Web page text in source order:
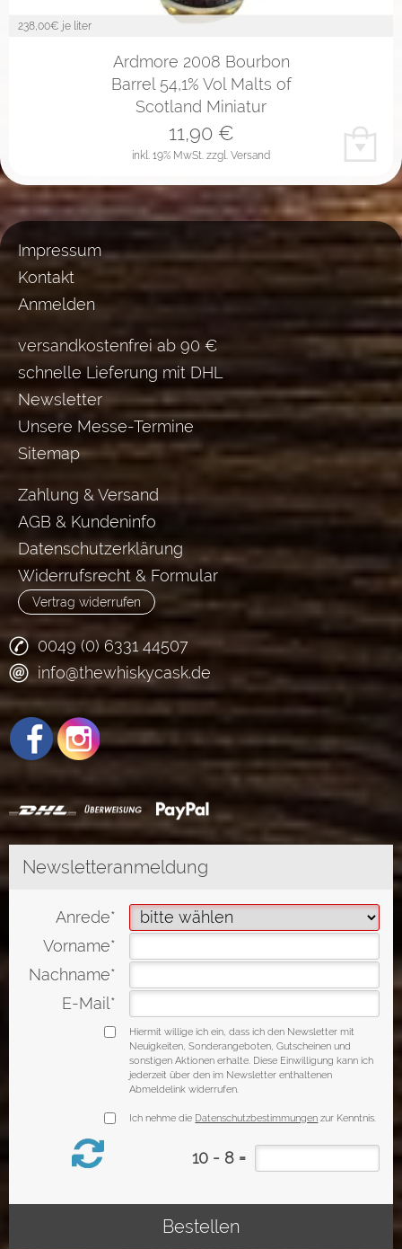
238,00€ je liter
Ardmore 2008 Bourbon
Barrel 54,1% Vol Malts of
Scotland Miniatur
inkl. 19% MwSt. zzgl. Versand
11,90€
Impressum
Kontakt
Anmelden
versandkostenfrei ab 90 €
schnelle Lieferung mit DHL
Newsletter
Unsere Messe-Termine
Sitemap
Zahlung & Versand
AGB & Kundeninfo
Datenschutzerklärung
Widerrufsrecht & Formular
Vertrag widerrufen
0049 (0) 6331 44507
info@thewhiskycask.de